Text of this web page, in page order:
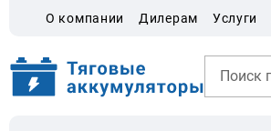
О компании Дилерам Услуги